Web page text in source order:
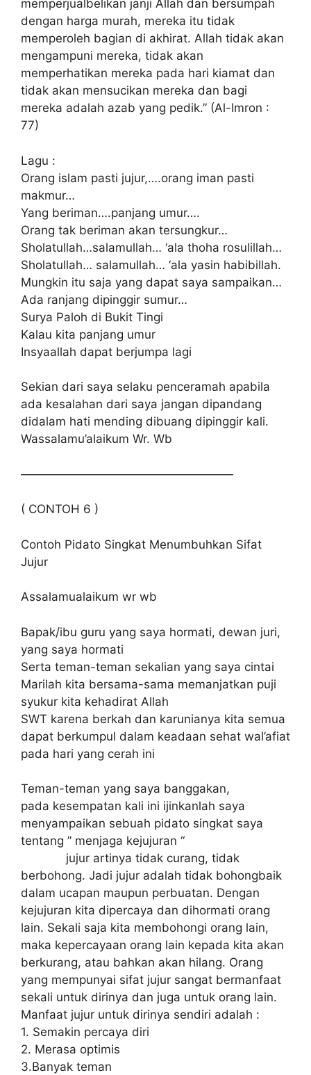
memperjualbelikan janji Allah dan bersumpah
dengan harga murah, mereka itu tidak
memperoleh bagian di akhirat. Allah tidak akan
mengampuni mereka, tidak akan
memperhatikan mereka pada hari kiamat dan
tidak akan mensucikan mereka dan bagi
mereka adalah azab yang pedik.” (Al-Imron :
77)
Lagu :
Orang islam pasti jujur,….orang iman pasti
makmur…
Yang beriman….panjang umur….
Orang tak beriman akan tersungkur…
Sholatullah…salamullah… ‘ala thoha rosulillah…
Sholatullah… salamullah… ‘ala yasin habibillah.
Mungkin itu saja yang dapat saya sampaikan…
Ada ranjang dipinggir sumur…
Surya Paloh di Bukit Tingi
Kalau kita panjang umur
Insyaallah dapat berjumpa lagi
Sekian dari saya selaku penceramah apabila
ada kesalahan dari saya jangan dipandang
didalam hati mending dibuang dipinggir kali.
Wassalamu’alaikum Wr. Wb
——————————————————
( CONTOH 6 )
Contoh Pidato Singkat Menumbuhkan Sifat
Jujur
Assalamualaikum wr wb
Bapak/ibu guru yang saya hormati, dewan juri,
yang saya hormati
Serta teman-teman sekalian yang saya cintai
Marilah kita bersama-sama memanjatkan puji
syukur kita kehadirat Allah
SWT karena berkah dan karunianya kita semua
dapat berkumpul dalam keadaan sehat wal’afiat
pada hari yang cerah ini
Teman-teman yang saya banggakan,
pada kesempatan kali ini ijinkanlah saya
menyampaikan sebuah pidato singkat saya
tentang ” menjaga kejujuran “
jujur artinya tidak curang, tidak
berbohong. Jadi jujur adalah tidak bohongbaik
dalam ucapan maupun perbuatan. Dengan
kejujuran kita dipercaya dan dihormati orang
lain. Sekali saja kita membohongi orang lain,
maka kepercayaan orang lain kepada kita akan
berkurang, atau bahkan akan hilang. Orang
yang mempunyai sifat jujur sangat bermanfaat
sekali untuk dirinya dan juga untuk orang lain.
Manfaat jujur untuk dirinya sendiri adalah :
1. Semakin percaya diri
2. Merasa optimis
3.Banyak teman